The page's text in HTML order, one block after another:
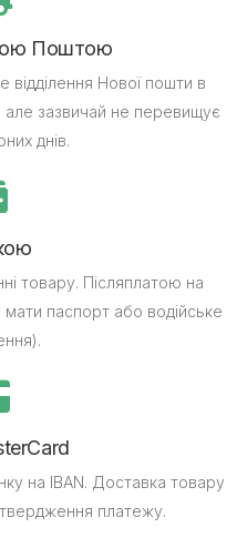
Поштою
відділення Нової пошти в
але зазвичай не перевищує
днів.
товару. Післяплатою на
мати паспорт або водійське
на IBAN. Доставка товару
платежу.